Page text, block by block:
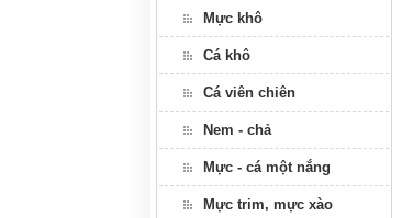
Mực khô
Cá khô
Cá viên chiên
Nem - chả
Mực - cá một nắng
Mực trim, mực xào